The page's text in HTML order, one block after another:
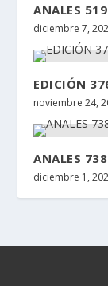
ANALES 519
diciembre 7,
EDICIÓN
noviembre 24,
ANALES 738
diciembre 1,